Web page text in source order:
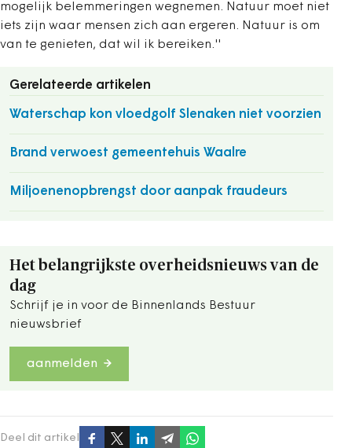
mogelijk belemmeringen wegnemen. Natuur moet niet
iets zijn waar mensen zich aan ergeren. Natuur is om
van te genieten, dat wil ik bereiken.''
Gerelateerde artikelen
Waterschap kon vloedgolf Slenaken niet voorzien
Brand verwoest gemeentehuis Waalre
Miljoenenopbrengst door aanpak fraudeurs
Het belangrijkste overheidsnieuws van de
dag
Schrijf je in voor de Binnenlands Bestuur
nieuwsbrief
aanmelden
Deel dit artikel